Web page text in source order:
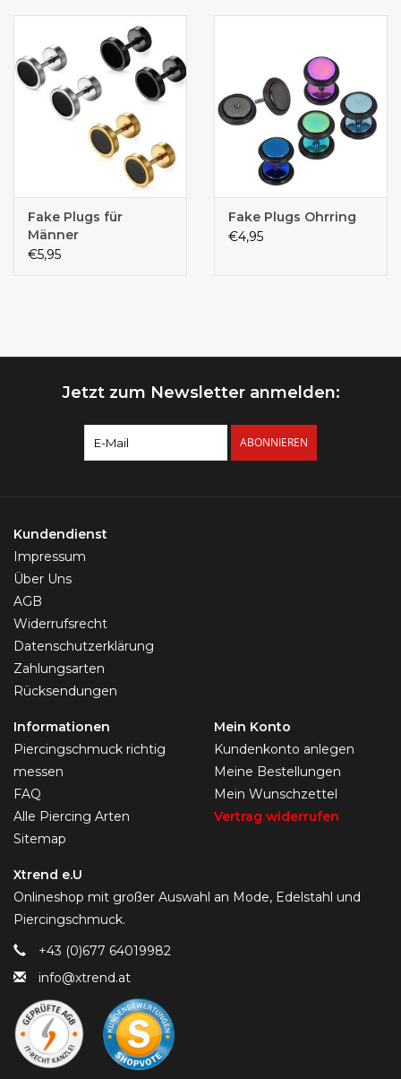
Fake Plugs für
Männer
€5,95
Fake Plugs Ohrring
€4,95
Jetzt zum Newsletter anmelden:
ABONNIEREN
Kundendienst
Impressum
Über Uns
AGB
Widerrufsrecht
Datenschutzerklärung
Zahlungsarten
Rücksendungen
Informationen
Piercingschmuck richtig
messen
FAQ
Alle Piercing Arten
Sitemap
Mein Konto
Kundenkonto anlegen
Meine Bestellungen
Mein Wunschzettel
Vertrag widerrufen
Xtrend e.U
Onlineshop mit großer Auswahl an Mode, Edelstahl und
Piercingschmuck.
+43 (0)677 64019982
info@xtrend.at